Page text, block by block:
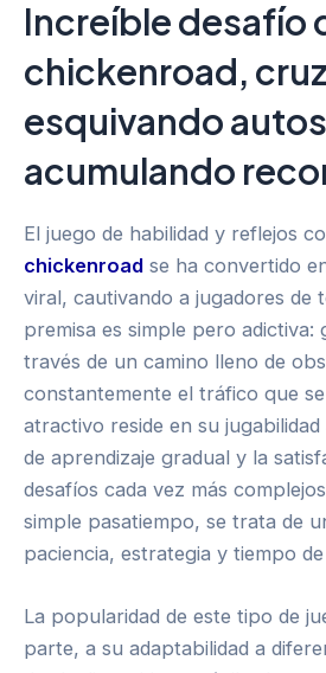
Increíble desafío
chickenroad,
esquivando
acumulando
El juego de habilidad y reflejos
chickenroad se ha convertido
viral, cautivando a jugadores de
premisa es simple pero adictiva:
través de un camino lleno de
constantemente el tráfico que
atractivo reside en su
de aprendizaje gradual y la
desafíos cada vez más
simple pasatiempo, se trata de
paciencia, estrategia y tiempo
La popularidad de este tipo de
parte, a su adaptabilidad a